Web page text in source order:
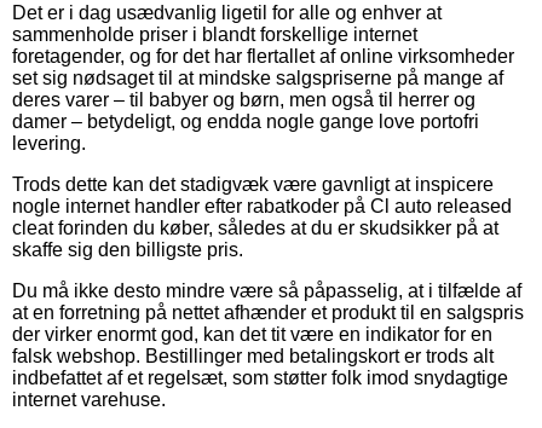
Det er i dag usædvanlig ligetil for alle og enhver at
sammenholde priser i blandt forskellige internet
foretagender, og for det har flertallet af online virksomheder
set sig nødsaget til at mindske salgspriserne på mange af
deres varer – til babyer og børn, men også til herrer og
damer – betydeligt, og endda nogle gange love portofri
levering.
Trods dette kan det stadigvæk være gavnligt at inspicere
nogle internet handler efter rabatkoder på Cl auto released
cleat forinden du køber, således at du er skudsikker på at
skaffe sig den billigste pris.
Du må ikke desto mindre være så påpasselig, at i tilfælde af
at en forretning på nettet afhænder et produkt til en salgspris
der virker enormt god, kan det tit være en indikator for en
falsk webshop. Bestillinger med betalingskort er trods alt
indbefattet af et regelsæt, som støtter folk imod snydagtige
internet varehuse.